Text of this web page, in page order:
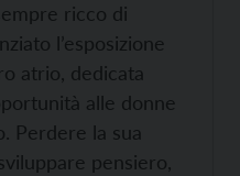
ricco di
l’esposizione
atrio, dedicata
alle donne
Perdere la sua
pensiero,